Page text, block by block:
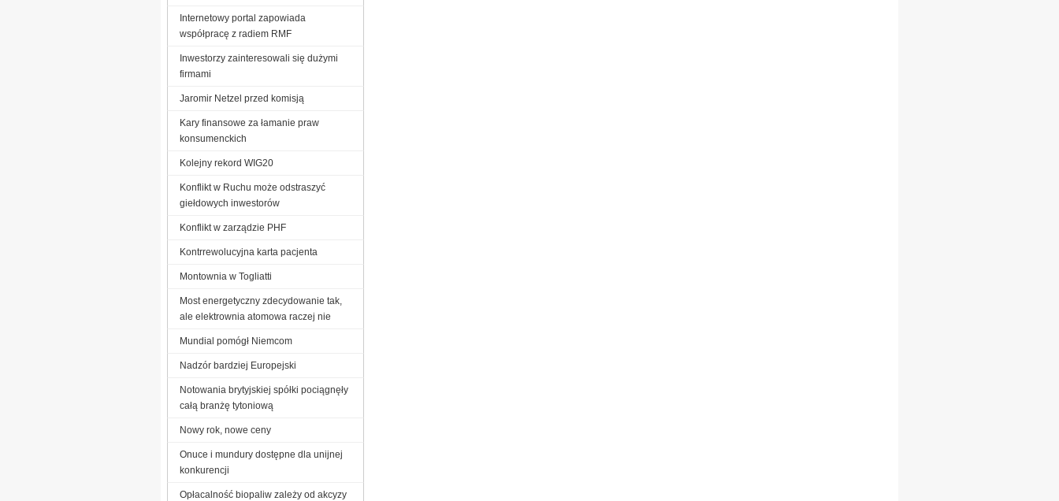
Internetowy portal zapowiada
współpracę z radiem RMF
Inwestorzy zainteresowali się dużymi
firmami
Jaromir Netzel przed komisją
Kary finansowe za łamanie praw
konsumenckich
Kolejny rekord WIG20
Konflikt w Ruchu może odstraszyć
giełdowych inwestorów
Konflikt w zarządzie PHF
Kontrrewolucyjna karta pacjenta
Montownia w Togliatti
Most energetyczny zdecydowanie tak,
ale elektrownia atomowa raczej nie
Mundial pomógł Niemcom
Nadzór bardziej Europejski
Notowania brytyjskiej spółki pociągnęły
całą branżę tytoniową
Nowy rok, nowe ceny
Onuce i mundury dostępne dla unijnej
konkurencji
Opłacalność biopaliw zależy od akcyzy